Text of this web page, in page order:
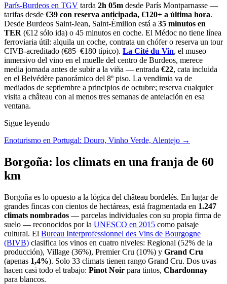
París-Burdeos en TGV tarda 2h 05m desde París Montparnasse —
tarifas desde €39 con reserva anticipada, €120+ a última hora.
Desde Burdeos Saint-Jean, Saint-Émilion está a 35 minutos en
TER (€12 sólo ida) o 45 minutos en coche. El Médoc no tiene línea
ferroviaria útil: alquila un coche, contrata un chófer o reserva un tour
CIVB-acreditado (€85–€180 típico). La Cité du Vin, el museo
inmersivo del vino en el muelle del centro de Burdeos, merece
media jornada antes de subir a la viña — entrada €22, cata incluida
en el Belvédère panorámico del 8º piso. La vendimia va de
mediados de septiembre a principios de octubre; reserva cualquier
visita a château con al menos tres semanas de antelación en esa
ventana.
Sigue leyendo
Enoturismo en Portugal: Douro, Vinho Verde, Alentejo →
Borgoña: los climats en una franja de 60
km
Borgoña es lo opuesto a la lógica del château bordelés. En lugar de
grandes fincas con cientos de hectáreas, está fragmentada en 1.247
climats nombrados — parcelas individuales con su propia firma de
suelo — reconocidos por la UNESCO en 2015 como paisaje
cultural. El Bureau Interprofessionnel des Vins de Bourgogne
(BIVB) clasifica los vinos en cuatro niveles: Regional (52% de la
producción), Village (36%), Premier Cru (10%) y Grand Cru
(apenas 1,4%). Solo 33 climats tienen rango Grand Cru. Dos uvas
hacen casi todo el trabajo: Pinot Noir para tintos, Chardonnay
para blancos.